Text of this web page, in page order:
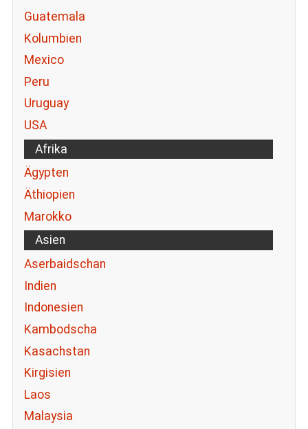
Guatemala
Kolumbien
Mexico
Peru
Uruguay
USA
Afrika
Ägypten
Äthiopien
Marokko
Asien
Aserbaidschan
Indien
Indonesien
Kambodscha
Kasachstan
Kirgisien
Laos
Malaysia